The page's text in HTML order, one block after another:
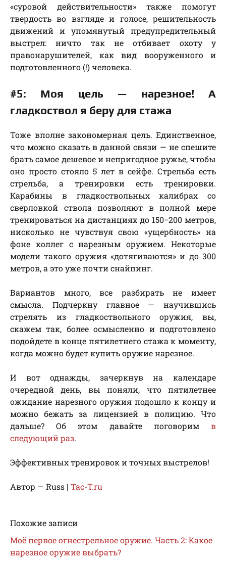
«суровой действительности» также помогут
твердость во взгляде и голосе, решительность
движений и упомянутый предупредительный
выстрел: ничто так не отбивает охоту у
правонарушителей, как вид вооруженного и
подготовленного (!) человека.
#5: Моя цель — нарезное! А
гладкоствол я беру для стажа
Тоже вполне закономерная цель. Единственное,
что можно сказать в данной связи — не спешите
брать самое дешевое и непригодное ружье, чтобы
оно просто стояло 5 лет в сейфе. Стрельба есть
стрельба, а тренировки есть тренировки.
Карабины в гладкоствольных калибрах со
сверловкой ствола позволяют в полной мере
тренироваться на дистанциях до 150−200 метров,
нисколько не чувствуя свою «ущербность» на
фоне коллег с нарезным оружием. Некоторые
модели такого оружия «дотягиваются» и до 300
метров, а это уже почти снайпинг.
Вариантов много, все разбирать не имеет
смысла. Подчеркну главное — научившись
стрелять из гладкоствольного оружия, вы,
скажем так, более осмысленно и подготовлено
подойдете в конце пятилетнего стажа к моменту,
когда можно будет купить оружие нарезное.
И вот однажды, зачеркнув на календаре
очередной день, вы поняли, что пятилетнее
ожидание нарезного оружия подошло к концу и
можно бежать за лицензией в полицию. Что
дальше? Об этом давайте поговорим в
следующий раз.
Эффективных тренировок и точных выстрелов!
Автор — Russ | Tac-T.ru
Похожие записи
Моё первое огнестрельное оружие. Часть 2: Какое
нарезное оружие выбрать?